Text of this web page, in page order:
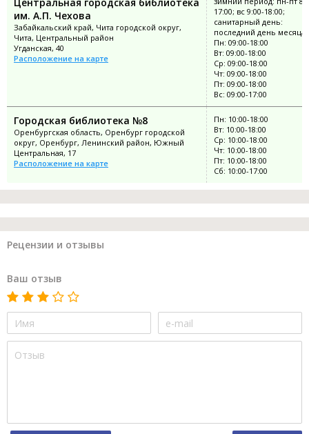
Центральная городская библиотека
им. А.П. Чехова
Забайкальский край, Чита городской округ,
Чита, Центральный район
Угданская, 40
Расположение на карте
17:00; вс 9:00-18:00;
санитарный день:
последний день месяца
Пн: 09:00-18:00
Вт: 09:00-18:00
Ср: 09:00-18:00
Чт: 09:00-18:00
Пт: 09:00-18:00
Вс: 09:00-17:00
Городская библиотека №8
Оренбургская область, Оренбург городской
округ, Оренбург, Ленинский район, Южный
Центральная, 17
Расположение на карте
Пн: 10:00-18:00
Вт: 10:00-18:00
Ср: 10:00-18:00
Чт: 10:00-18:00
Пт: 10:00-18:00
Сб: 10:00-17:00
Рецензии и отзывы
Ваш отзыв